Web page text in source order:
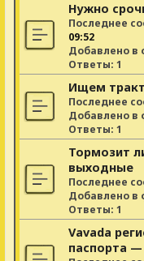
Нужно
Последнее
09:52
Добавлено в
Ответы: 1
Ищем
Последнее
Добавлено в
Ответы: 1
Тормозит
выходные
Последнее
Добавлено в
Ответы: 1
Vavada
паспорта